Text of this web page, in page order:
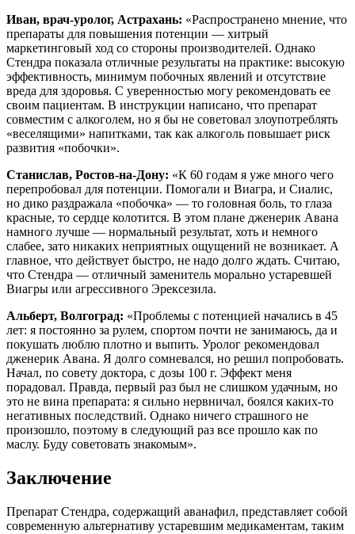
Иван, врач-уролог, Астрахань: «Распространено мнение, что
препараты для повышения потенции — хитрый
маркетинговый ход со стороны производителей. Однако
Стендра показала отличные результаты на практике: высокую
эффективность, минимум побочных явлений и отсутствие
вреда для здоровья. С уверенностью могу рекомендовать ее
своим пациентам. В инструкции написано, что препарат
совместим с алкоголем, но я бы не советовал злоупотреблять
«веселящими» напитками, так как алкоголь повышает риск
развития «побочки».
Станислав, Ростов-на-Дону: «К 60 годам я уже много чего
перепробовал для потенции. Помогали и Виагра, и Сиалис,
но дико раздражала «побочка» — то головная боль, то глаза
красные, то сердце колотится. В этом плане дженерик Авана
намного лучше — нормальный результат, хоть и немного
слабее, зато никаких неприятных ощущений не возникает. А
главное, что действует быстро, не надо долго ждать. Считаю,
что Стендра — отличный заменитель морально устаревшей
Виагры или агрессивного Эрексезила.
Альберт, Волгоград: «Проблемы с потенцией начались в 45
лет: я постоянно за рулем, спортом почти не занимаюсь, да и
покушать люблю плотно и выпить. Уролог рекомендовал
дженерик Авана. Я долго сомневался, но решил попробовать.
Начал, по совету доктора, с дозы 100 г. Эффект меня
порадовал. Правда, первый раз был не слишком удачным, но
это не вина препарата: я сильно нервничал, боялся каких-то
негативных последствий. Однако ничего страшного не
произошло, поэтому в следующий раз все прошло как по
маслу. Буду советовать знакомым».
Заключение
Препарат Стендра, содержащий аванафил, представляет собой
современную альтернативу устаревшим медикаментам, таким